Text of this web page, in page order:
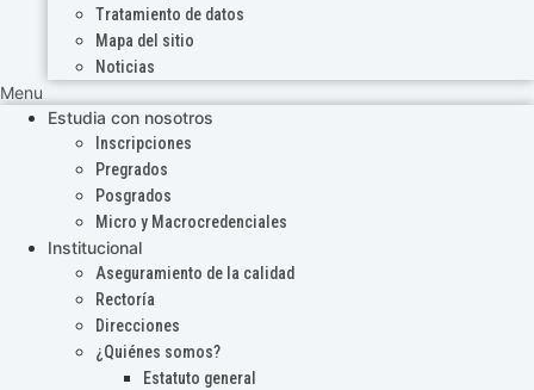
Tratamiento de datos
Mapa del sitio
Noticias
Menu
Estudia con nosotros
Inscripciones
Pregrados
Posgrados
Micro y Macrocredenciales
Institucional
Aseguramiento de la calidad
Rectoría
Direcciones
¿Quiénes somos?
Estatuto general